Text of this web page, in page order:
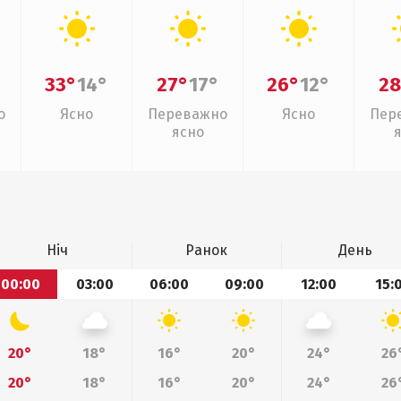
33°14°
Ясно
27°17°
Переважно
ясно
26°12°
Ясно
Ніч Ранок
День
00:00
03:00 06:00 09:00 12:00
20° 18° 16° 20° 24°
20°
18° 16° 20° 24°